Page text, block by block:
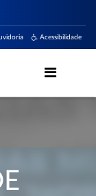
Acessibilidade